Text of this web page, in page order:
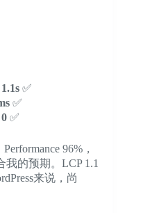
1.1s ✅
✅
0 ✅
96%，
的预期。LCP 1.1
来说，尚